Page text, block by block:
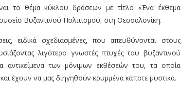
το θέμα κύκλου δράσεων με τίτλο «Ένα έκθεμα
Βυζαντινού Πολιτισμού, στη Θεσσαλονίκη.
ειδικά σχεδιασμένες, που απευθύνονται στους
λιγότερο γνωστές πτυχές του βυζαντινού
αντικείμενα των μόνιμων εκθέσεών του, τα οποία
έχουν να μας διηγηθούν κρυμμένα κάποτε μυστικά.